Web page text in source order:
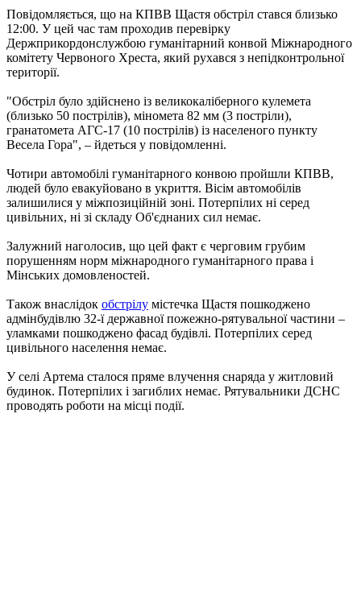
Повідомляється, що на КПВВ Щастя обстріл стався близько
12:00. У цей час там проходив перевірку
Держприкордонслужбою гуманітарний конвой Міжнародного
комітету Червоного Хреста, який рухався з непідконтрольної
території.
"Обстріл було здійснено із великокаліберного кулемета
(близько 50 пострілів), міномета 82 мм (3 постріли),
гранатомета АГС-17 (10 пострілів) із населеного пункту
Весела Гора", – йдеться у повідомленні.
Чотири автомобілі гуманітарного конвою пройшли КПВВ,
людей було евакуйовано в укриття. Вісім автомобілів
залишилися у міжпозиційній зоні. Потерпілих ні серед
цивільних, ні зі складу Об'єднаних сил немає.
Залужний наголосив, що цей факт є черговим грубим
порушенням норм міжнародного гуманітарного права і
Мінських домовленостей.
Також внаслідок обстрілу містечка Щастя пошкоджено
адмінбудівлю 32-ї державної пожежно-рятувальної частини –
уламками пошкоджено фасад будівлі. Потерпілих серед
цивільного населення немає.
У селі Артема сталося пряме влучення снаряда у житловий
будинок. Потерпілих і загиблих немає. Рятувальники ДСНС
проводять роботи на місці події.